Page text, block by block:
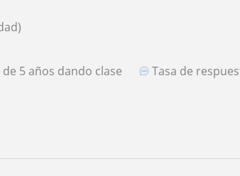
de 5 años dando clase Tasa de